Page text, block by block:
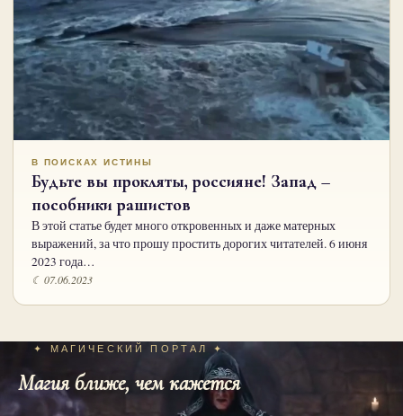
В ПОИСКАХ ИСТИНЫ
Будьте вы прокляты, россияне! Запад –
пособники рашистов
В этой статье будет много откровенных и даже матерных
выражений, за что прошу простить дорогих читателей. 6 июня
2023 года…
☾ 07.06.2023
✦ МАГИЧЕСКИЙ ПОРТАЛ ✦
Магия ближе, чем кажется